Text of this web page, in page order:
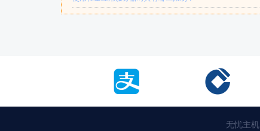
无忧主机